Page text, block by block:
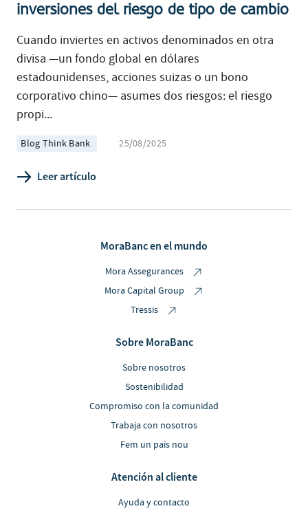
inversiones del riesgo de tipo de cambio
Cuando inviertes en activos denominados en otra
divisa —un fondo global en dólares
estadounidenses, acciones suizas o un bono
corporativo chino— asumes dos riesgos: el riesgo
propi...
Blog Think Bank 25/08/2025
Leer artículo
MoraBanc en el mundo
Mora Assegurances
Mora Capital Group
Tressis
Sobre MoraBanc
Sobre nosotros
Sostenibilidad
Compromiso con la comunidad
Trabaja con nosotros
Fem un país nou
Atención al cliente
Ayuda y contacto